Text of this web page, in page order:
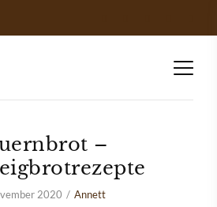
–
2020 Annett